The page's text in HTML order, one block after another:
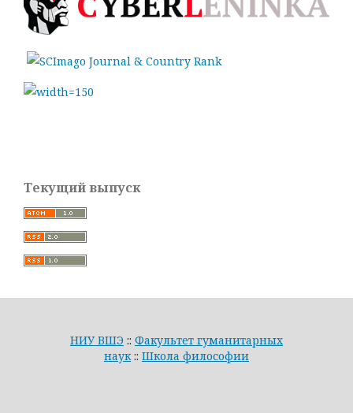
Текущий выпуск
НИУ ВШЭ :: Факультет гуманитарных
наук :: Школа философии